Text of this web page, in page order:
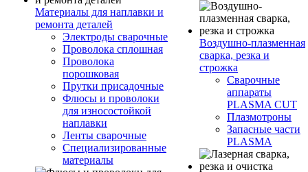
Материалы для наплавки и
ремонта деталей
Электроды сварочные
Проволока сплошная
Проволока
порошковая
Прутки присадочные
Флюсы и проволоки
для износостойкой
наплавки
Ленты сварочные
Специализированные
материалы
Воздушно-плазменная
сварка, резка и
строжка
Сварочные
аппараты
PLASMA CUT
Плазмотроны
Запасные части
PLASMA